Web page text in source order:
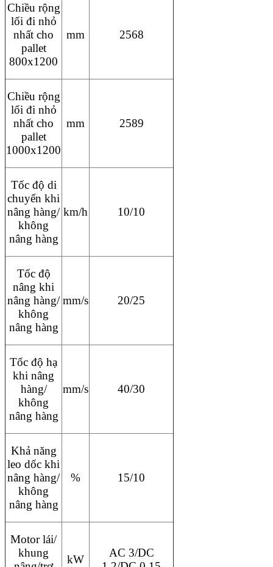
Chiều rộng
lối đi nhỏ
nhất cho
pallet
800x1200
mm 2568
Chiều rộng
lối đi nhỏ
nhất cho
pallet
1000x1200
mm 2589
Tốc độ di
chuyển khi
nâng hàng/
không
nâng hàng
km/h 10/10
Tốc độ
nâng khi
nâng hàng/
không
nâng hàng
mm/s 20/25
Tốc độ hạ
khi nâng
hàng/
không
nâng hàng
mm/s 40/30
Khả năng
leo dốc khi
nâng hàng/
không
nâng hàng
% 15/10
Motor lái/
khung
kW
AC 3/DC